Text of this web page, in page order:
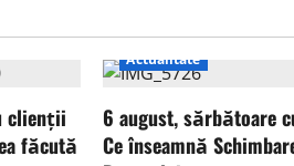
clienții
făcută
Actualitate
6 august, sărbătoare
Ce înseamnă